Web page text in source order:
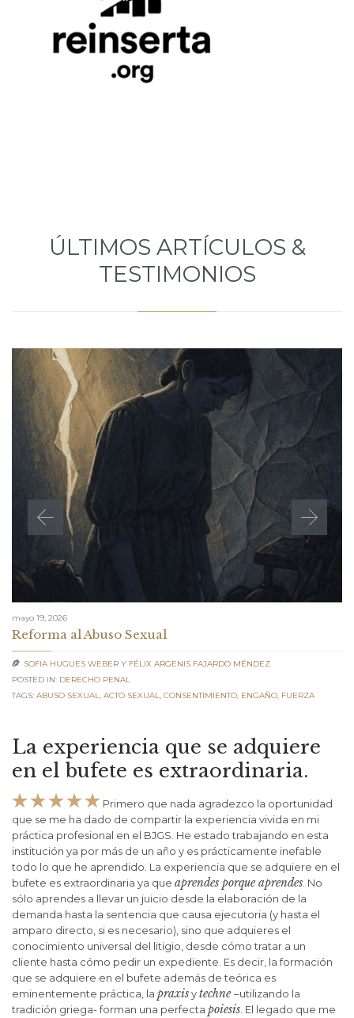
ÚLTIMOS ARTÍCULOS &
TESTIMONIOS
mayo 19, 2026
Reforma al Abuso Sexual
 SOFIA HUGUES WEBER Y FÉLIX ARGENIS FAJARDO MÉNDEZ
POSTED IN: DERECHO PENAL
TAGS: ABUSO SEXUAL, ACTO SEXUAL, CONSENTIMIENTO, ENGAÑO, FUERZA
La experiencia que se adquiere
en el bufete es extraordinaria.
 Primero que nada agradezco la oportunidad
que se me ha dado de compartir la experiencia vivida en mi
práctica profesional en el BJGS. He estado trabajando en esta
institución ya por más de un año y es prácticamente inefable
todo lo que he aprendido. La experiencia que se adquiere en el
bufete es extraordinaria ya que aprendes porque aprendes . No
sólo aprendes a llevar un juicio desde la elaboración de la
demanda hasta la sentencia que causa ejecutoria (y hasta el
amparo directo, si es necesario), sino que adquieres el
conocimiento universal del litigio, desde cómo tratar a un
cliente hasta cómo pedir un expediente. Es decir, la formación
que se adquiere en el bufete además de teórica es
eminentemente práctica, la praxisytechne –utilizando la
tradición griega- forman una perfecta poiesis . El legado que me